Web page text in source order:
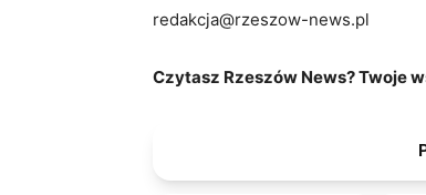
redakcja@rzeszow-news.pl
Czytasz Rzeszów News? Twoje